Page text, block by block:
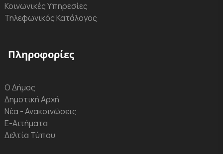
Κοινωνικές Υπηρεσίες
Τηλεφωνικός Κατάλογος
Πληροφορίες
Ο Δήμος
Δημοτική Αρχή
Νέα - Ανακοινώσεις
Ε-Αιτήματα
Δελτία Τύπου